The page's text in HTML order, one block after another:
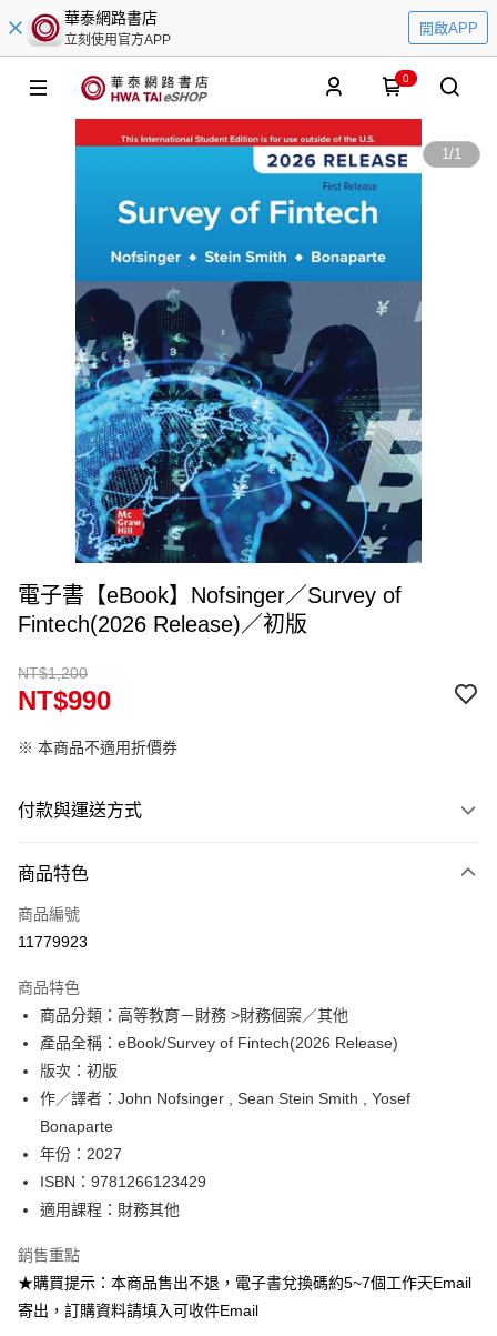
華泰網路書店
立刻使用官方APP
開啟APP
0
1/1
電子書【eBook】Nofsinger／Survey of
Fintech(2026 Release)／初版
NT$1,200
NT$990
※ 本商品不適用折價券
付款與運送方式
信用卡一次付款
Apple Pay
ATM付款
運送方式
數位發送
免運費
商品特色
商品編號
11779923
商品特色
商品分類：高等教育－財務 >財務個案／其他
產品全稱：eBook/Survey of Fintech(2026 Release)
版次：初版
作／譯者：John Nofsinger , Sean Stein Smith , Yosef
Bonaparte
年份：2027
ISBN：9781266123429
適用課程：財務其他
銷售重點
★購買提示：本商品售出不退，電子書兌換碼約5~7個工作天Email
寄出，訂購資料請填入可收件Email